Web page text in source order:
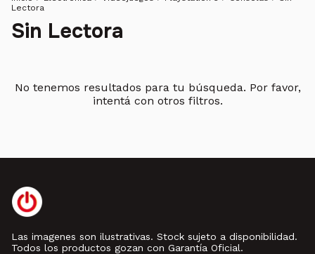
Lectora
Sin Lectora
No tenemos resultados para tu búsqueda. Por favor,
intentá con otros filtros.
Las imagenes son ilustrativas. Stock sujeto a disponibilidad.
Todos los productos gozan con Garantía Oficial.